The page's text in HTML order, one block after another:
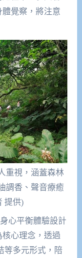
覺察，將注意
重視，涵蓋森林
調香、聲音療癒
提供)
心平衡體驗設計
心理念，透過
等多元形式，陪